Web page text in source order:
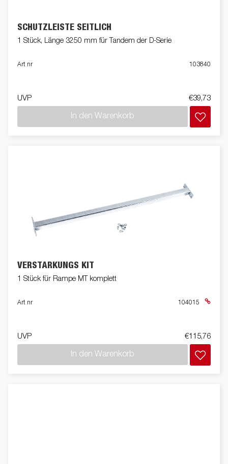
SCHUTZLEISTE SEITLICH
1 Stück, Länge 3250 mm für Tandem der D-Serie
Art nr 103840
UVP €39,73
In den Warenkorb
VERSTÄRKUNGS KIT
1 Stück für Rampe MT komplett
Art nr 104015
UVP €115,76
In den Warenkorb